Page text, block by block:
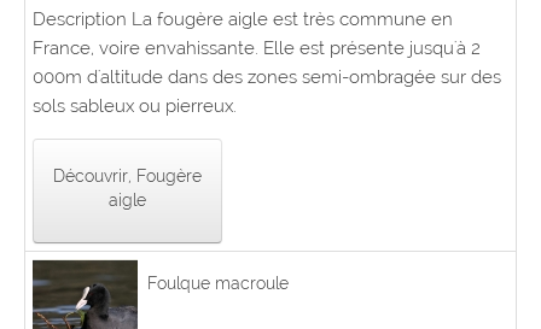
Description La fougère aigle est très commune en
France, voire envahissante. Elle est présente jusqu'à 2
000m d'altitude dans des zones semi-ombragée sur des
sols sableux ou pierreux.
Découvrir, Fougère
aigle
Foulque macroule